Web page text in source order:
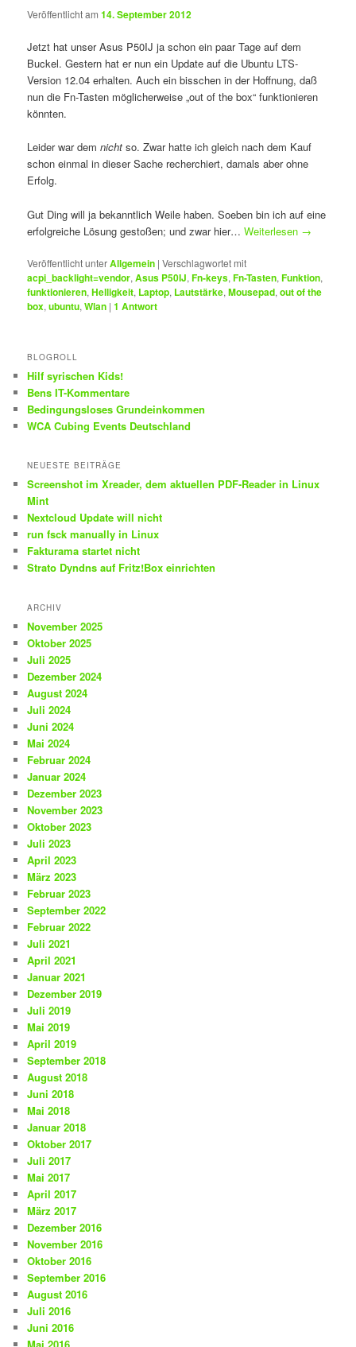
Veröffentlicht am14. September 2012
Jetzt hat unser Asus P50IJ ja schon ein paar Tage auf dem
Buckel. Gestern hat er nun ein Update auf die Ubuntu LTS-
Version 12.04 erhalten. Auch ein bisschen in der Hoffnung, daß
nun die Fn-Tasten möglicherweise „out of the box“ funktionieren
könnten.
Leider war demnicht so. Zwar hatte ich gleich nach dem Kauf
schon einmal in dieser Sache recherchiert, damals aber ohne
Erfolg.
Gut Ding will ja bekanntlich Weile haben. Soeben bin ich auf eine
erfolgreiche Lösung gestoßen; und zwar hier…Weiterlesen →
Veröffentlicht unterAllgemein |Verschlagwortet mit
acpi_backlight=vendor,Asus P50IJ,Fn-keys,Fn-Tasten,Funktion,
funktionieren,Helligkeit, Laptop, Lautstärke,Mousepad,out of the
box,ubuntu,Wlan |1 Antwort
BLOGROLL
Hilf syrischen Kids!
Bens IT-Kommentare
Bedingungsloses Grundeinkommen
WCA Cubing Events Deutschland
NEUESTE BEITRÄGE
Screenshot im Xreader, dem aktuellen PDF-Reader in Linux
Mint
Nextcloud Update will nicht
run fsck manually in Linux
Fakturama startet nicht
Strato Dyndns auf Fritz!Box einrichten
ARCHIV
November 2025
Oktober 2025
Juli 2025
Dezember 2024
August 2024
Juli 2024
Juni 2024
Mai 2024
Februar 2024
Januar 2024
Dezember 2023
November 2023
Oktober 2023
Juli 2023
April 2023
März 2023
Februar 2023
September 2022
Februar 2022
Juli 2021
April 2021
Januar 2021
Dezember 2019
Juli 2019
Mai 2019
April 2019
September 2018
August 2018
Juni 2018
Mai 2018
Januar 2018
Oktober 2017
Juli 2017
Mai 2017
April 2017
März 2017
Dezember 2016
November 2016
Oktober 2016
September 2016
August 2016
Juli 2016
Juni 2016